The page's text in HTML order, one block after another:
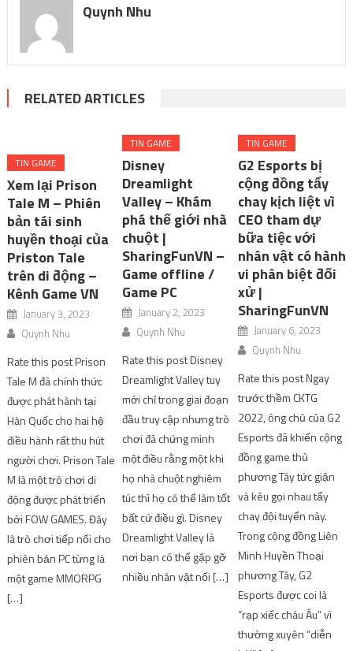
Quynh Nhu
RELATED ARTICLES
TIN GAME
Xem lại Prison
Tale M – Phiên
bản tái sinh
huyền thoại của
Priston Tale
trên di động –
Kênh Game VN
January 3, 2023
Quynh Nhu
Rate this post Prison
Tale M đã chính thức
được phát hành tại
Hàn Quốc cho hai hệ
điều hành rất thu hút
người chơi. Prison Tale
M là một trò chơi di
động được phát triển
bởi FOW GAMES. Đây
là trò chơi tiếp nối cho
phiên bản PC từng là
một game MMORPG
[…]
TIN GAME
Disney
Dreamlight
Valley – Khám
phá thế giới nhà
chuột |
SharingFunVN –
Game offline /
Game PC
January 2, 2023
Quynh Nhu
Rate this post Disney
Dreamlight Valley tuy
mới chỉ trong giai đoạn
đầu truy cập nhưng trò
chơi đã chứng minh
một điều rằng một khi
họ nhà chuột nghiêm
túc thì họ có thể làm tốt
bất cứ điều gì. Disney
Dreamlight Valley là
nơi bạn có thể gặp gỡ
nhiều nhân vật nổi […]
TIN GAME
G2 Esports bị
cộng đồng tẩy
chay kịch liệt vì
CEO tham dự
bữa tiệc với
nhân vật có hành
vi phân biệt đối
xử |
SharingFunVN
January 6, 2023
Quynh Nhu
Rate this post Ngay
trước thềm CKTG
2022, ông chủ của G2
Esports đã khiến cộng
đồng game thủ
phương Tây tức giận
và kêu gọi nhau tẩy
chay đội tuyển này.
Trong cộng đồng Liên
Minh Huyền Thoại
phương Tây, G2
Esports được coi là
“rạp xiếc châu Âu” vì
thường xuyên “diễn